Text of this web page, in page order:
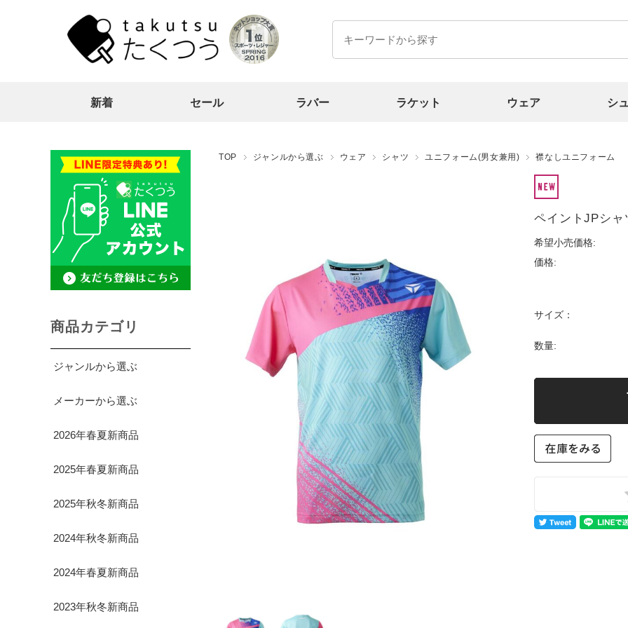
新着 セール ラバー ラケット ウェア シ
TOP ジャンルから選ぶ ウェア シャツ ユニフォーム(男女兼用) 襟なしユニフォーム
ペイントJPシャ
希望小売価格:
価格:
サイズ：
数量:
商品カテゴリ
ジャンルから選ぶ
メーカーから選ぶ
2026年春夏新商品
2025年春夏新商品
2025年秋冬新商品
2024年秋冬新商品
2024年春夏新商品
2023年秋冬新商品